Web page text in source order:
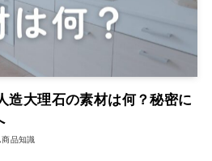
造大理石の素材は何？秘密に
商品知識